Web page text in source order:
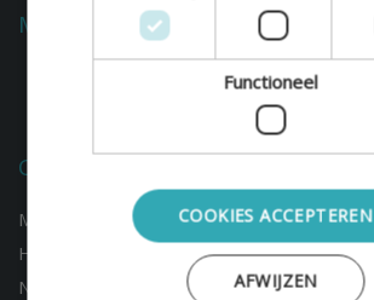
Mediation scheidingen
Wijzig jouw cookievoorkeuren
Contact Hoofdkantoor:
Mediation Scheidingen
Haarlem
Netherlands
Functioneel
COOKIES ACCEPTEREN
AFWIJZEN